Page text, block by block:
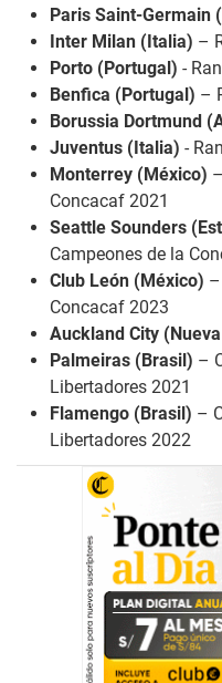
Paris Saint-Germain
Inter Milan (Italia) –
Porto (Portugal) -
Benfica (Portugal) –
Borussia Dortmund
Juventus (Italia) -
Monterrey (México)
Concacaf 2021
Seattle Sounders
Campeones de la
Club León (México)
Concacaf 2023
Auckland City
Palmeiras (Brasil) –
Libertadores 2021
Flamengo (Brasil) –
Libertadores 2022